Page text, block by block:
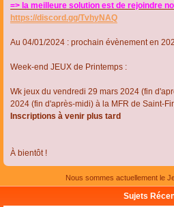
=> la meilleure solution est de rejoindre
https://discord.gg/TvhyNAQ
Au 04/01/2024 : prochain évènement en
Week-end JEUX de Printemps :
Wk jeux du vendredi 29 mars 2024 (fin
2024 (fin d'après-midi) à la MFR de Saint-
Inscriptions à venir plus tard
À bientôt !
Nous sommes actuellement le
Sujets